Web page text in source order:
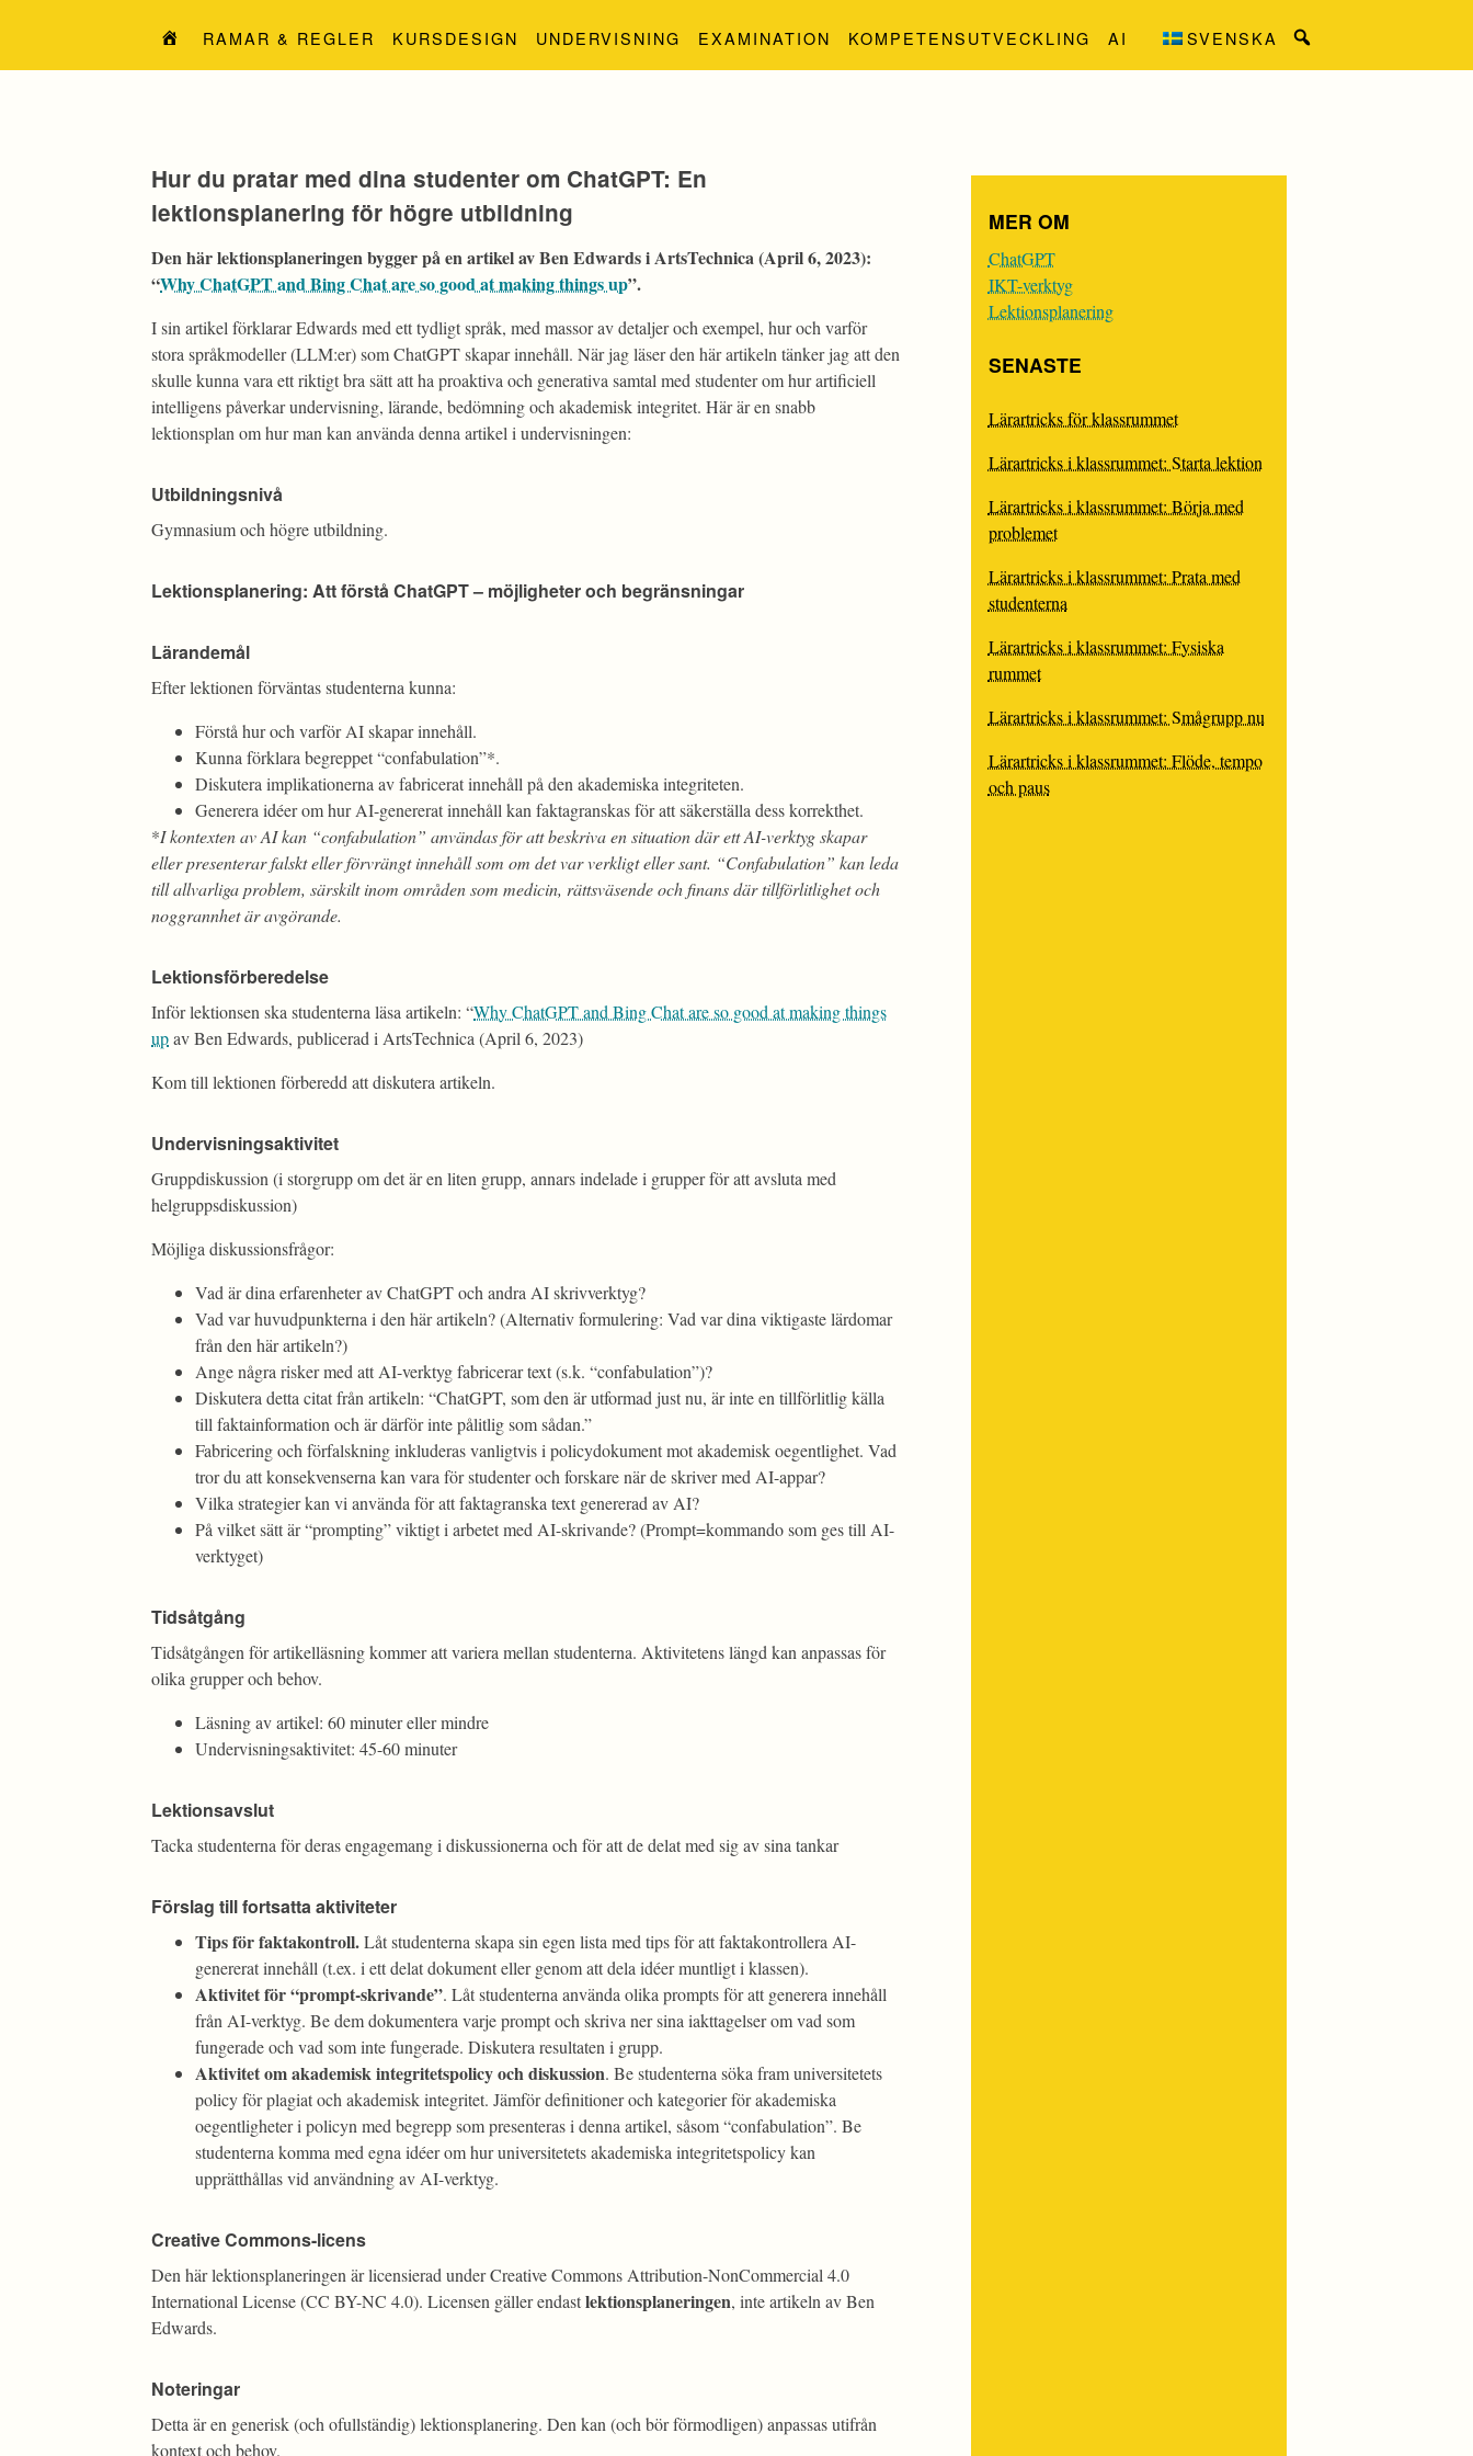
till
RAMAR & REGLER KURSDESIGN UNDERVISNING EXAMINATION KOMPETENSUTVECKLING AI SVENSKA
Search
Hur du pratar med dina studenter om ChatGPT: En
lektionsplanering för högre utbildning
Den här lektionsplaneringen bygger på en artikel av Ben Edwards i ArtsTechnica (April 6, 2023):
“Why ChatGPT and Bing Chat are so good at making things up”.
I sin artikel förklarar Edwards med ett tydligt språk, med massor av detaljer och exempel, hur och varför
stora språkmodeller (LLM:er) som ChatGPT skapar innehåll. När jag läser den här artikeln tänker jag att den
skulle kunna vara ett riktigt bra sätt att ha proaktiva och generativa samtal med studenter om hur artificiell
intelligens påverkar undervisning, lärande, bedömning och akademisk integritet. Här är en snabb
lektionsplan om hur man kan använda denna artikel i undervisningen:
Utbildningsnivå
Gymnasium och högre utbildning.
Lektionsplanering: Att förstå ChatGPT – möjligheter och begränsningar
Lärandemål
Efter lektionen förväntas studenterna kunna:
Förstå hur och varför AI skapar innehåll.
Kunna förklara begreppet “confabulation”*.
Diskutera implikationerna av fabricerat innehåll på den akademiska integriteten.
Generera idéer om hur AI-genererat innehåll kan faktagranskas för att säkerställa dess korrekthet.
*I kontexten av AI kan “confabulation” användas för att beskriva en situation där ett AI-verktyg skapar
eller presenterar falskt eller förvrängt innehåll som om det var verkligt eller sant. “Confabulation” kan leda
till allvarliga problem, särskilt inom områden som medicin, rättsväsende och finans där tillförlitlighet och
noggrannhet är avgörande.
Lektionsförberedelse
Inför lektionsen ska studenterna läsa artikeln: “Why ChatGPT and Bing Chat are so good at making things
upav Ben Edwards, publicerad i ArtsTechnica (April 6, 2023)
Kom till lektionen förberedd att diskutera artikeln.
Undervisningsaktivitet
Gruppdiskussion (i storgrupp om det är en liten grupp, annars indelade i grupper för att avsluta med
helgruppsdiskussion)
Möjliga diskussionsfrågor:
Vad är dina erfarenheter av ChatGPT och andra AI skrivverktyg?
Vad var huvudpunkterna i den här artikeln? (Alternativ formulering: Vad var dina viktigaste lärdomar
från den här artikeln?)
Ange några risker med att AI-verktyg fabricerar text (s.k. “confabulation”)?
Diskutera detta citat från artikeln: “ChatGPT, som den är utformad just nu, är inte en tillförlitlig källa
till faktainformation och är därför inte pålitlig som sådan.”
Fabricering och förfalskning inkluderas vanligtvis i policydokument mot akademisk oegentlighet. Vad
tror du att konsekvenserna kan vara för studenter och forskare när de skriver med AI-appar?
Vilka strategier kan vi använda för att faktagranska text genererad av AI?
På vilket sätt är “prompting” viktigt i arbetet med AI-skrivande? (Prompt=kommando som ges till AI-
verktyget)
Tidsåtgång
Tidsåtgången för artikelläsning kommer att variera mellan studenterna. Aktivitetens längd kan anpassas för
olika grupper och behov.
Läsning av artikel: 60 minuter eller mindre
Undervisningsaktivitet: 45-60 minuter
Lektionsavslut
Tacka studenterna för deras engagemang i diskussionerna och för att de delat med sig av sina tankar
Förslag till fortsatta aktiviteter
Tips för faktakontroll.Låt studenterna skapa sin egen lista med tips för att faktakontrollera AI-
genererat innehåll (t.ex. i ett delat dokument eller genom att dela idéer muntligt i klassen).
Aktivitet för “prompt-skrivande”. Låt studenterna använda olika prompts för att generera innehåll
från AI-verktyg. Be dem dokumentera varje prompt och skriva ner sina iakttagelser om vad som
fungerade och vad som inte fungerade. Diskutera resultaten i grupp.
Aktivitet om akademisk integritetspolicy och diskussion. Be studenterna söka fram universitetets
policy för plagiat och akademisk integritet. Jämför definitioner och kategorier för akademiska
oegentligheter i policyn med begrepp som presenteras i denna artikel, såsom “confabulation”. Be
studenterna komma med egna idéer om hur universitetets akademiska integritetspolicy kan
upprätthållas vid användning av AI-verktyg.
Creative Commons-licens
Den här lektionsplaneringen är licensierad under Creative Commons Attribution-NonCommercial 4.0
International License (CC BY-NC 4.0). Licensen gäller endastlektionsplaneringen, inte artikeln av Ben
Edwards.
Noteringar
Detta är en generisk (och ofullständig) lektionsplanering. Den kan (och bör förmodligen) anpassas utifrån
kontext och behov.
MER OM
ChatGPT
IKT-verktyg
Lektionsplanering
SENASTE
Lärartricks för klassrummet
Lärartricks i klassrummet: Starta lektion
Lärartricks i klassrummet: Börja med
problemet
Lärartricks i klassrummet: Prata med
studenterna
Lärartricks i klassrummet: Fysiska
rummet
Lärartricks i klassrummet: Smågrupp nu
Lärartricks i klassrummet: Flöde, tempo
och paus